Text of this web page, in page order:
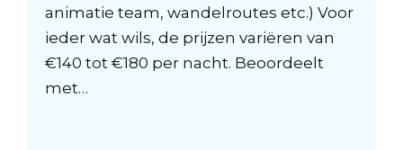
animatie team, wandelroutes etc.) Voor
ieder wat wils, de prijzen variëren van
€140 tot €180 per nacht. Beoordeelt
met…